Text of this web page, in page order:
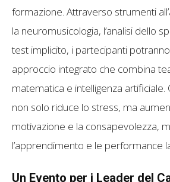
formazione. Attraverso strumenti
la neuromusicologia, l’analisi dello
test implicito, i partecipanti
approccio integrato che combina
matematica e intelligenza
non solo riduce lo stress, ma
motivazione e la consapevolezza,
l’apprendimento e le performance
Un Evento per i Leader del